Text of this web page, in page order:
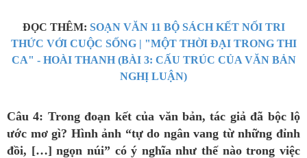
ĐỌC THÊM: SOẠN VĂN 11 BỘ SÁCH KẾT NỐI TRI
THỨC VỚI CUỘC SỐNG | "MỘT THỜI ĐẠI TRONG THI
CA" - HOÀI THANH (BÀI 3: CẤU TRÚC CỦA VĂN BẢN
NGHỊ LUẬN)
Câu 4: Trong đoạn kết của văn bản, tác giả đã bộc lộ
ước mơ gì? Hình ảnh “tự do ngân vang từ những đỉnh
đồi, […] ngọn núi” có ý nghĩa như thế nào trong việc